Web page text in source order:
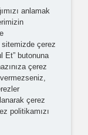
haberdar
ileti
anlamak
çerez
Et” butonuna
çerez
çerez
politikamızı